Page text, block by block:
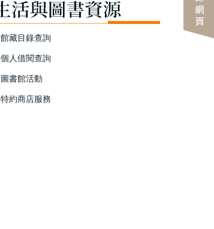
館藏目錄查詢
個人借閱查詢
圖書館活動
特約商店服務